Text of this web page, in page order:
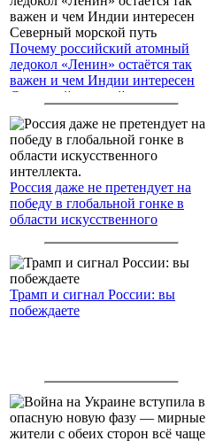
Почему российский атомный
ледокол «Ленин» остаётся так
важен и чем Индии интересен
Северный морской путь
Россия даже не претендует на
победу в глобальной гонке в
области искусственного
Трамп и сигнал России: вы
побеждаете